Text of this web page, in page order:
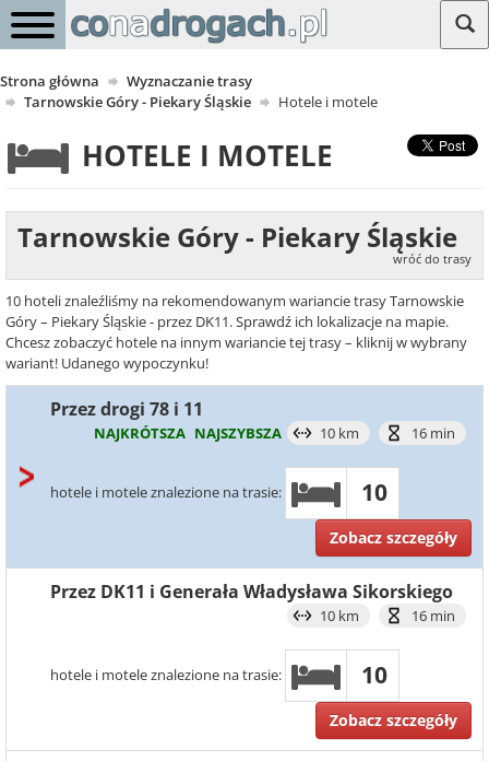
Strona główna
Wyznaczanie trasy
Tarnowskie Góry - Piekary Śląskie
Hotele i motele
HOTELE I MOTELE
Tarnowskie Góry - Piekary Śląskie
wróć do trasy
10 hoteli znaleźliśmy na rekomendowanym wariancie trasy Tarnowskie
Góry – Piekary Śląskie - przez DK11. Sprawdź ich lokalizacje na mapie.
Chcesz zobaczyć hotele na innym wariancie tej trasy – kliknij w wybrany
wariant! Udanego wypoczynku!
Przez drogi 78 i 11
NAJKRÓTSZA NAJSZYBSZA 10 km 16 min
hotele i motele znalezione na trasie: 10
Zobacz szczegóły
Przez DK11 i Generała Władysława Sikorskiego
10 km 16 min
hotele i motele znalezione na trasie: 10
Zobacz szczegóły